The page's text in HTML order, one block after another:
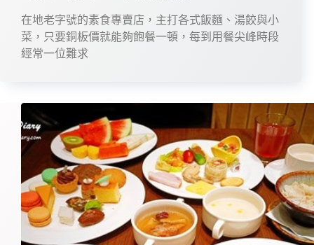
在地老字號的素食專賣店，主打各式飯麵、湯餃與小
菜，只要銅板價就能夠飽餐一頓，每到用餐尖峰時段
經常一位難求